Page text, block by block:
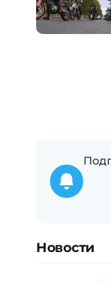
Новости